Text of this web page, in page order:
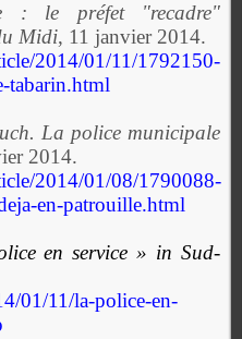
: le préfet "recadre"
Midi, 11 janvier 2014.
2014/01/11/1792150-
tabarin.html
La police municipale
2014.
2014/01/08/1790088-
en-patrouille.html
en service » in Sud-
01/11/la-police-en-